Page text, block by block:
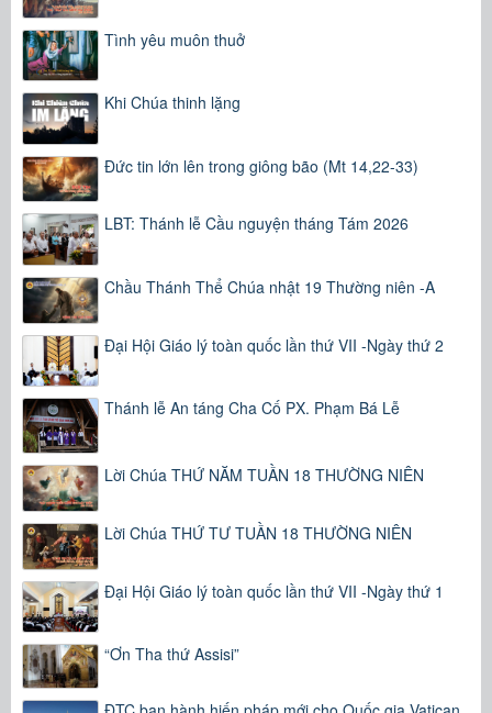
Tình yêu muôn thuở
Khi Chúa thinh lặng
Đức tin lớn lên trong giông bão (Mt 14,22-33)
LBT: Thánh lễ Cầu nguyện tháng Tám 2026
Chầu Thánh Thể Chúa nhật 19 Thường niên -A
Đại Hội Giáo lý toàn quốc lần thứ VII -Ngày thứ 2
Thánh lễ An táng Cha Cố PX. Phạm Bá Lễ
Lời Chúa THỨ NĂM TUẦN 18 THƯỜNG NIÊN
Lời Chúa THỨ TƯ TUẦN 18 THƯỜNG NIÊN
Đại Hội Giáo lý toàn quốc lần thứ VII -Ngày thứ 1
“Ơn Tha thứ Assisi”